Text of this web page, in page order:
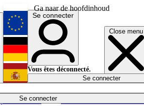
Ga naar de hoofdinhoud
Close menu
Se connecter
Économie
English
Deutsch
Español
Se connecter
Vous êtes déconnecté.
Se connecter